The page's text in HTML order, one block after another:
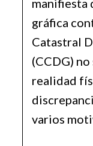
manifiesta
gráfica
Catastral
(CCDG)
realidad
varios